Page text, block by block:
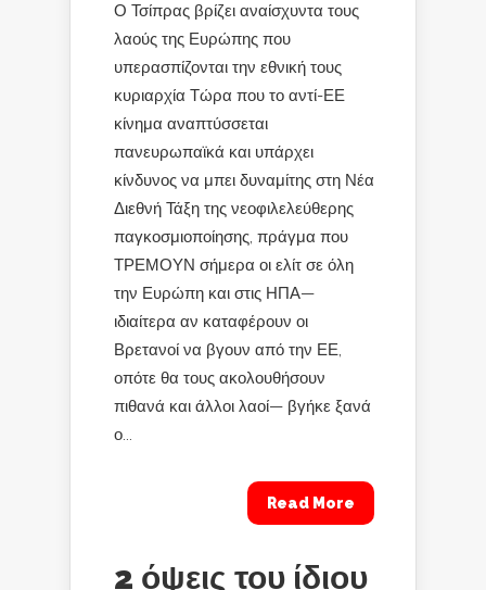
Ο Τσίπρας βρίζει αναίσχυντα τους
λαούς της Ευρώπης που
υπερασπίζονται την εθνική τους
κυριαρχία Τώρα που το αντί-ΕΕ
κίνημα αναπτύσσεται
πανευρωπαϊκά και υπάρχει
κίνδυνος να μπει δυναμίτης στη Νέα
Διεθνή Τάξη της νεοφιλελεύθερης
παγκοσμιοποίησης, πράγμα που
ΤΡΕΜΟΥΝ σήμερα οι ελίτ σε όλη
την Ευρώπη και στις ΗΠΑ—
ιδιαίτερα αν καταφέρουν οι
Βρετανοί να βγουν από την ΕΕ,
οπότε θα τους ακολουθήσουν
πιθανά και άλλοι λαοί— βγήκε ξανά
ο...
Read More
2 όψεις του ίδιου